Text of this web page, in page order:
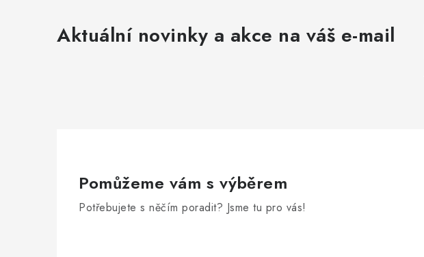
Aktuální novinky a akce na váš e-mail
Pomůžeme vám s výběrem
Potřebujete s něčím poradit? Jsme tu pro vás!